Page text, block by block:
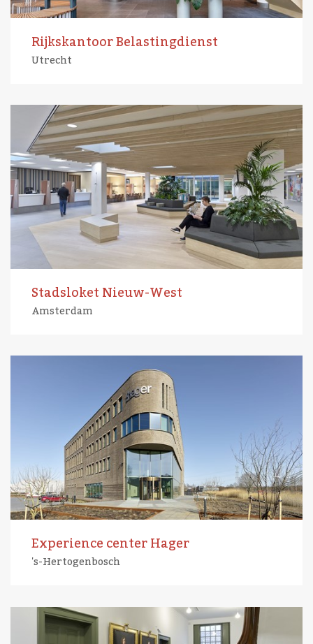
Rijkskantoor Belastingdienst
Utrecht
Stadsloket Nieuw-West
Amsterdam
Experience center Hager
's-Hertogenbosch